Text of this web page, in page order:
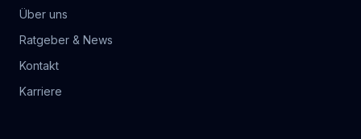
Über uns
Ratgeber & News
Kontakt
Karriere